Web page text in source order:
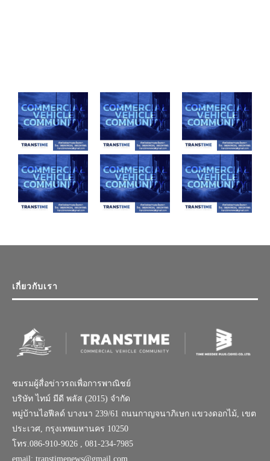
เกี่ยวกับเรา
ชมรมผู้สื่อข่าวรถเพื่อการพาณิชย์
บริษัท ไทม์ มีดี พลัส (2015) จำกัด
หมู่บ้านไอฟีลด์ บางนา 239/61 ถนนกาญจนาภิเษก แขวงดอกไม้, เขต
ประเวศ, กรุงเทพมหานคร 10250
โทร.086-910-9026 , 081-234-7985
email: transtimenews@gmail.com